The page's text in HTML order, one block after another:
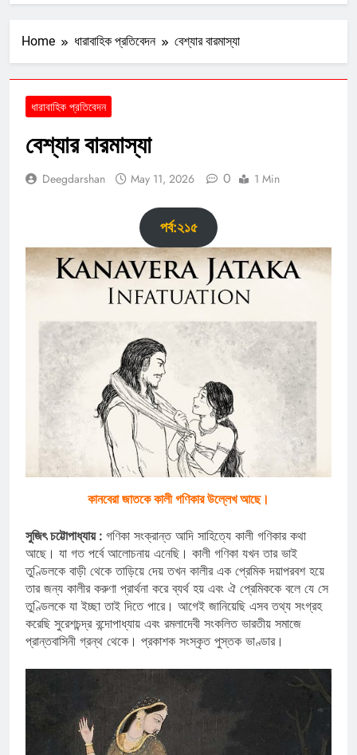
Home ধারাবাহিক প্রতিবেদন বেশ্যার বারমাস্যা
ধারাবাহিক প্রতিবেদন
বেশ্যার বারমাস্যা
Deegdarshan May 11, 2026 0 1 Min
পর্ব:২১৫
কানবেরা জাতকে কালী গণিকার উল্লেখ আছে।
সুজিৎ চট্টোপাধ্যায় : গণিকা সংক্রান্ত আদি সাহিত্যে কালী গণিকার কথা
আছে। যা গত পর্বে আলোচনায় এনেছি। কালী গণিকা যখন তার ভাই
তুণ্ডিলকে বাড়ী থেকে তাড়িয়ে দেয় তখন কালীর এক প্রেমিক দয়াপরবশ হয়ে
তার জন্য কালীর করুণা প্রার্থনা করে ব্যর্থ হয় এবং ঐ প্রেমিককে বলে যে সে
তুণ্ডিলকে যা ইচ্ছা তাই দিতে পারে। আগেই জানিয়েছি এসব তথ্য সংগ্রহ
করেছি সুরেশচন্দ্র বন্দোপাধ্যায় এবং রমলাদেবী সংকলিত ভারতীয় সমাজে
প্রান্তবাসিনী গ্রন্থ থেকে। প্রকাশক সংস্কৃত পুস্তক ভাণ্ডার।